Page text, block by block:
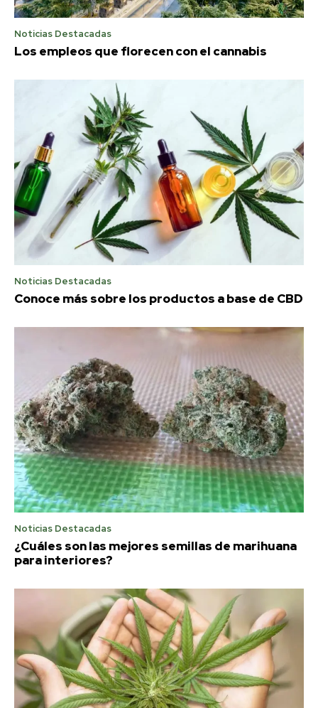
Noticias Destacadas
Los empleos que florecen con el cannabis
Noticias Destacadas
Conoce más sobre los productos a base de CBD
Noticias Destacadas
¿Cuáles son las mejores semillas de marihuana
para interiores?